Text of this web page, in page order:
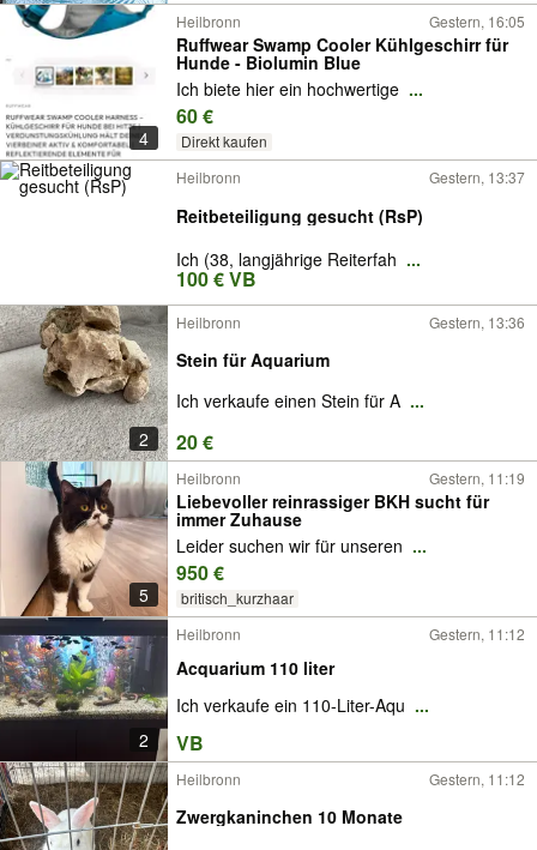
4
Heilbronn Gestern, 16:05
Ruffwear Swamp Cooler Kühlgeschirr für
Hunde - Biolumin Blue
Ich biete hier ein hochwertige ...
60 €
Direkt kaufen
Heilbronn
Gestern, 13:37
Reitbeteiligung gesucht (RsP)
Ich (38, langjährige Reiterfah ...
100 € VB
2
Heilbronn Gestern, 13:36
Stein für Aquarium
Ich verkaufe einen Stein für A ...
20 €
5
Heilbronn Gestern, 11:19
Liebevoller reinrassiger BKH sucht für
immer Zuhause
Leider suchen wir für unseren ...
950 €
britisch_kurzhaar
2
Heilbronn Gestern, 11:12
Acquarium 110 liter
Ich verkaufe ein 110-Liter-Aqu ...
VB
Heilbronn Gestern, 11:12
Zwergkaninchen 10 Monate